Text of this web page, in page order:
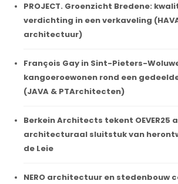
PROJECT. Groenzicht Bredene:
verdichting in een verkaveling
architectuur)
François Gay in Sint-Pieters-
kangoeroewonen rond een
(JAVA & PTArchitecten)
Berkein Architects tekent OEVER25
architecturaal sluitstuk van
de Leie
NERO architectuur en stedenbouw